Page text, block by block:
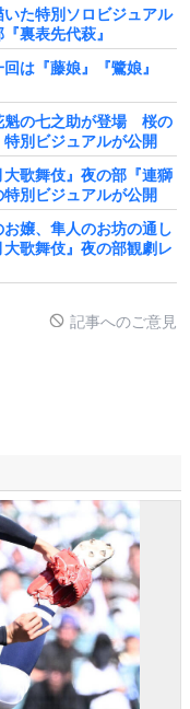
た特別ソロビジュアル
裏表先代萩』
は『藤娘』『鷺娘』
魁の七之助が登場 桜の
別ビジュアルが公開
歌舞伎』夜の部『連獅
別ビジュアルが公開
嬢、隼人のお坊の通し
歌舞伎』夜の部観劇レ
記事へのご意見